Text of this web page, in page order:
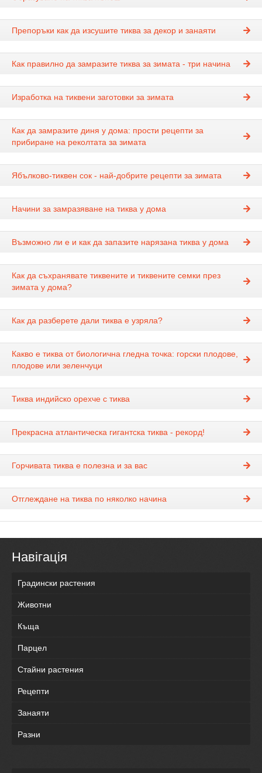
Препоръки как да изсушите тиква за декор и занаяти
Как правилно да замразите тиква за зимата - три начина
Изработка на тиквени заготовки за зимата
Как да замразите диня у дома: прости рецепти за
прибиране на реколтата за зимата
Ябълково-тиквен сок - най-добрите рецепти за зимата
Начини за замразяване на тиква у дома
Възможно ли е и как да запазите нарязана тиква у дома
Как да съхранявате тиквените и тиквените семки през
зимата у дома?
Как да разберете дали тиква е узряла?
Какво е тиква от биологична гледна точка: горски плодове,
плодове или зеленчуци
Тиква индийско орехче с тиква
Прекрасна атлантическа гигантска тиква - рекорд!
Горчивата тиква е полезна и за вас
Отглеждане на тиква по няколко начина
Навігація
Градински растения
Животни
Къща
Парцел
Стайни растения
Рецепти
Занаяти
Разни